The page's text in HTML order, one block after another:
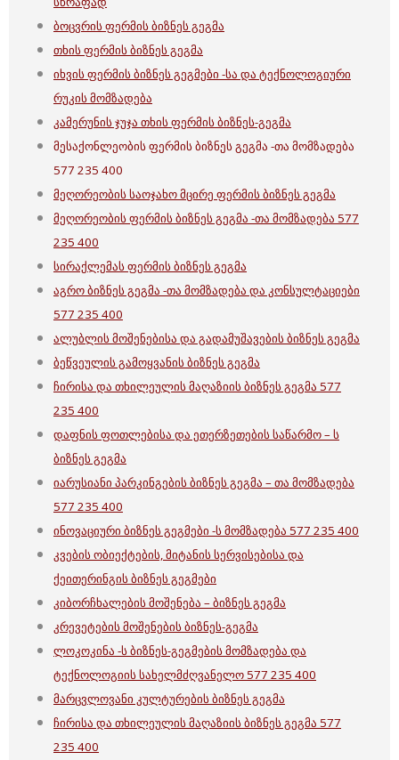
ბოცვრის ფერმის ბიზნეს გეგმა
თხის ფერმის ბიზნეს გეგმა
იხვის ფერმის ბიზნეს გეგმები -სა და ტექნოლოგიური
რუკის მომზადება
კამერუნის ჯუჯა თხის ფერმის ბიზნეს-გეგმა
მესაქონლეობის ფერმის ბიზნეს გეგმა -თა მომზადება
577 235 400
მეღორეობის საოჯახო მცირე ფერმის ბიზნეს გეგმა
მეღორეობის ფერმის ბიზნეს გეგმა -თა მომზადება 577
235 400
სირაქლემას ფერმის ბიზნეს გეგმა
აგრო ბიზნეს გეგმა -თა მომზადება და კონსულტაციები
577 235 400
ალუბლის მოშენებისა და გადამუშავების ბიზნეს გეგმა
ბეწვეულის გამოყვანის ბიზნეს გეგმა
ჩირისა და თხილეულის მაღაზიის ბიზნეს გეგმა 577
235 400
დაფნის ფოთლებისა და ეთერზეთების საწარმო – ს
ბიზნეს გეგმა
იარუსიანი პარკინგების ბიზნეს გეგმა – თა მომზადება
577 235 400
ინოვაციური ბიზნეს გეგმები -ს მომზადება 577 235 400
კვების ობიექტების, მიტანის სერვისებისა და
ქეითერინგის ბიზნეს გეგმები
კიბორჩხალების მოშენება – ბიზნეს გეგმა
კრევეტების მოშენების ბიზნეს-გეგმა
ლოკოკინა -ს ბიზნეს-გეგმების მომზადება და
ტექნოლოგიის სახელმძღვანელო 577 235 400
მარცვლოვანი კულტურების ბიზნეს გეგმა
ჩირისა და თხილეულის მაღაზიის ბიზნეს გეგმა 577
235 400